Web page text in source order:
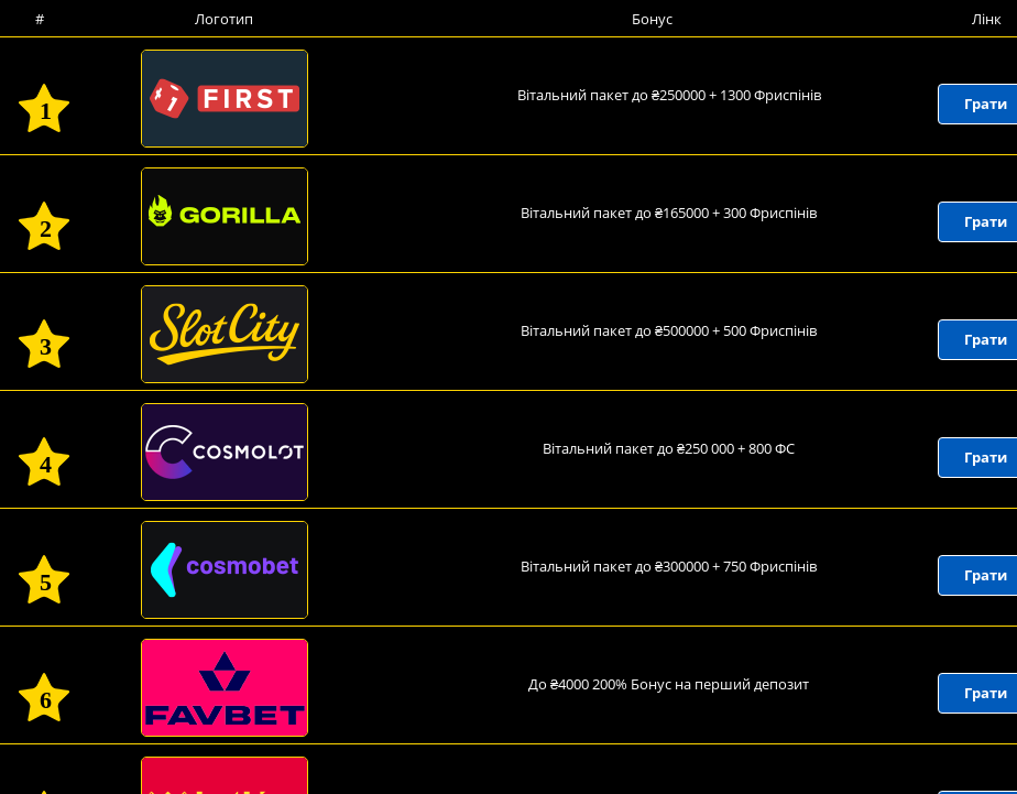
# Логотип Бонус Лінк
1
Вітальний пакет до ₴250000 + 1300 Фриспінів Грати
2
Вітальний пакет до ₴165000 + 300 Фриспінів Грати
3
Вітальний пакет до ₴500000 + 500 Фриспінів Грати
4
Вітальний пакет до ₴250 000 + 800 ФС Грати
5
Вітальний пакет до ₴300000 + 750 Фриспінів Грати
6
До ₴4000 200% Бонус на перший депозит Грати